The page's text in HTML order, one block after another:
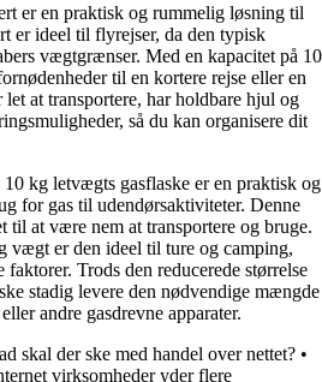
er en praktisk og rummelig løsning til
er ideel til flyrejser, da den typisk
vægtgrænser. Med en kapacitet på 10
til en kortere rejse eller en
at transportere, har holdbare hjul og
så du kan organisere dit
kg letvægts gasflaske er en praktisk og
for gas til udendørsaktiviteter. Denne
til at være nem at transportere og bruge.
vægt er den ideel til ture og camping,
Trods den reducerede størrelse
stadig levere den nødvendige mængde
andre gasdrevne apparater.
skal der ske med handel over nettet? •
virksomheder yder flere